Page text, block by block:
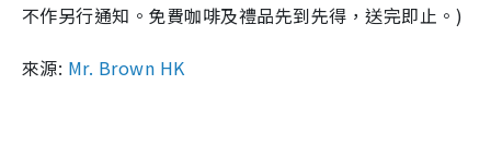
不作另行通知。免費咖啡及禮品先到先得，送完即止。)
來源: Mr. Brown HK